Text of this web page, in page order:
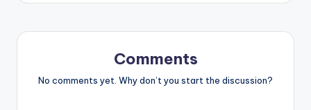
Comments
No comments yet. Why don’t you start the discussion?